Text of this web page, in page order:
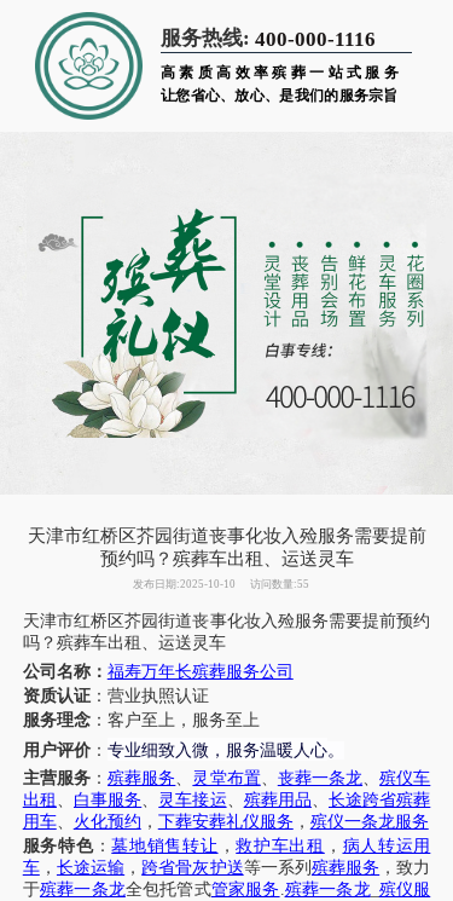
服务热线: 400-000-1116
高素质高效率殡葬一站式服务
让您省心、放心、是我们的服务宗旨
天津市红桥区芥园街道丧事化妆入殓服务需要提前
预约吗？殡葬车出租、运送灵车
发布日期:2025-10-10 访问数量:55
天津市红桥区芥园街道丧事化妆入殓服务需要提前预约
吗？ 殡葬车出租 、 运送 灵车
公司名称： 福寿万年长殡葬服务公司
资质认证：营业执照认证
服务理念：客户至上，服务至上
用户评价： 专业细致入微，服务温暖人心。
主营服务 ：殡葬服务、 灵堂布置、 丧葬一条龙、殡仪车
出租 、 白事服务、 灵车接运、 殡葬用品、 长途跨省殡葬
用车、 火化预约 ， 下葬安葬礼仪服务 ， 殡仪一条龙服务
服务特色：墓地销售转让 ，救护车出租 ， 病人转运用
车， 长途运输 ，跨省骨灰护送等一系列 殡葬服务 ，致力
于殡葬一条龙全包托管式管家服务 .殡葬一条龙_ 殡仪服